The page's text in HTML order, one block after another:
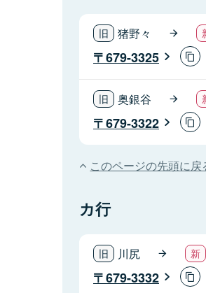
猪野々
679-3325
奥銀谷
679-3322
このページの先頭に戻
カ行
川尻
679-3332